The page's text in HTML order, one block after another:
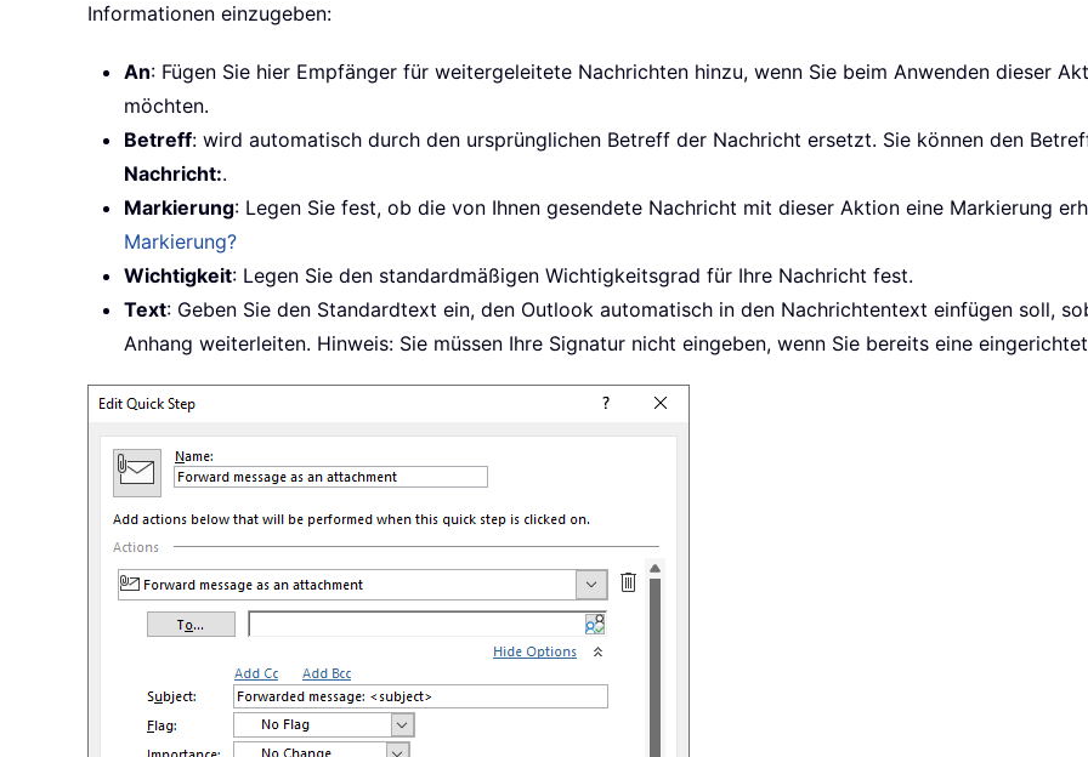
Informationen einzugeben:
An: Fügen Sie hier Empfänger für weitergeleitete Nachrichten hinzu, wenn Sie beim Anwenden dieser
möchten.
Betreff: wird automatisch durch den ursprünglichen Betreff der Nachricht ersetzt. Sie können den
Nachricht:.
Markierung: Legen Sie fest, ob die von Ihnen gesendete Nachricht mit dieser Aktion eine Markierung
Markierung?
Wichtigkeit: Legen Sie den standardmäßigen Wichtigkeitsgrad für Ihre Nachricht fest.
Text: Geben Sie den Standardtext ein, den Outlook automatisch in den Nachrichtentext einfügen soll,
Anhang weiterleiten. Hinweis: Sie müssen Ihre Signatur nicht eingeben, wenn Sie bereits eine